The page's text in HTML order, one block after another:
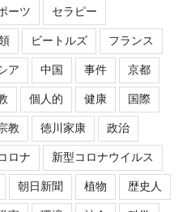
ーツ セラピー
ビートルズ フランス
ア 中国 事件 京都
個人的 健康 国際
教 徳川家康 政治
ロナ 新型コロナウイルス
朝日新聞 植物 歴史人